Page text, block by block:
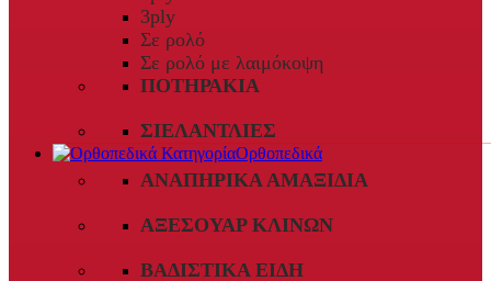
3ply
Σε ρολό
Σε ρολό με λαιμόκοψη
ΠΟΤΗΡΆΚΙΑ
ΣΙΕΛΑΝΤΛΊΕΣ
Ορθοπεδικά
ΑΝΑΠΗΡΙΚΆ ΑΜΑΞΊΔΙΑ
ΑΞΕΣΟΥΆΡ ΚΛΙΝΏΝ
ΒΑΔΙΣΤΙΚΆ ΕΊΔΗ